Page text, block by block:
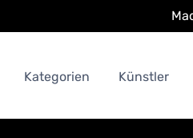
Kategorien Künstler